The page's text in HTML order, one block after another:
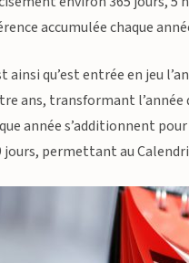
accumulée chaque
ainsi qu’est entrée en jeu
ans, transformant l’année
année s’additionnent
jours, permettant au